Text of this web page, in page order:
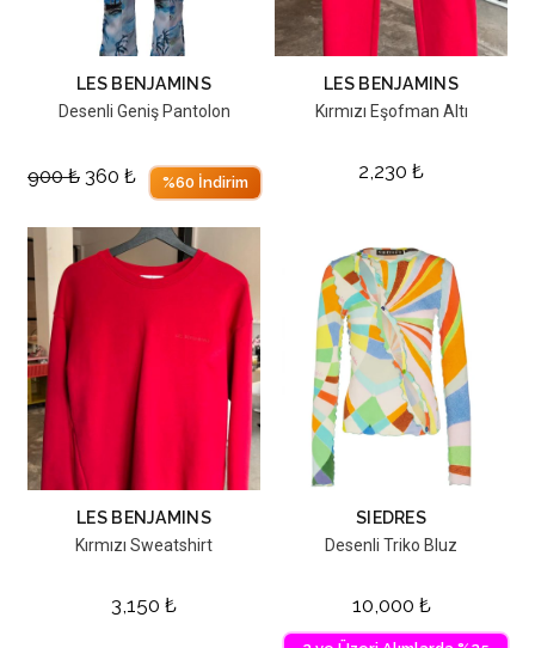
LES BENJAMINS
Desenli Geniş Pantolon
900₺ 360 ₺ %60 İndirim
LES BENJAMINS
Kırmızı Eşofman Altı
2,230 ₺
LES BENJAMINS
Kırmızı Sweatshirt
3,150 ₺
SIEDRES
Desenli Triko Bluz
10,000 ₺